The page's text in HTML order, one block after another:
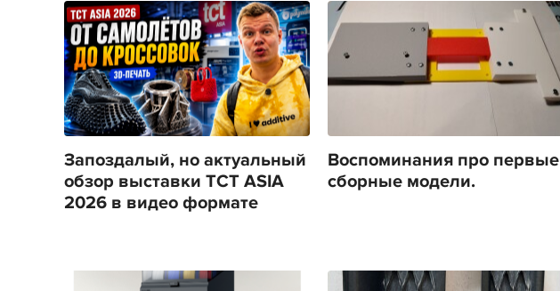
Запоздалый, но актуальный
обзор выставки TCT ASIA
2026 в видео формате
Воспоминания про первые
сборные модели.